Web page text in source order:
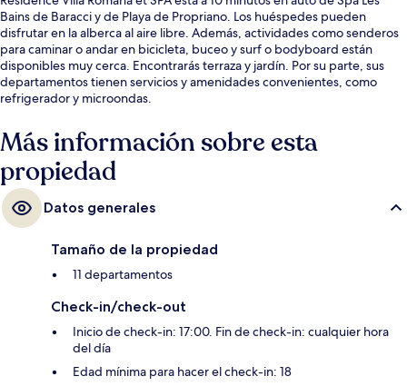
Bains de Baracci y de Playa de Propriano. Los huéspedes pueden
disfrutar en la alberca al aire libre. Además, actividades como senderos
para caminar o andar en bicicleta, buceo y surf o bodyboard están
disponibles muy cerca. Encontrarás terraza y jardín. Por su parte, sus
departamentos tienen servicios y amenidades convenientes, como
refrigerador y microondas.
Más información sobre esta
propiedad
Datos generales
Tamaño de la propiedad
11 departamentos
Check-in/check-out
Inicio de check-in: 17:00. Fin de check-in: cualquier hora
del día
Edad mínima para hacer el check-in: 18